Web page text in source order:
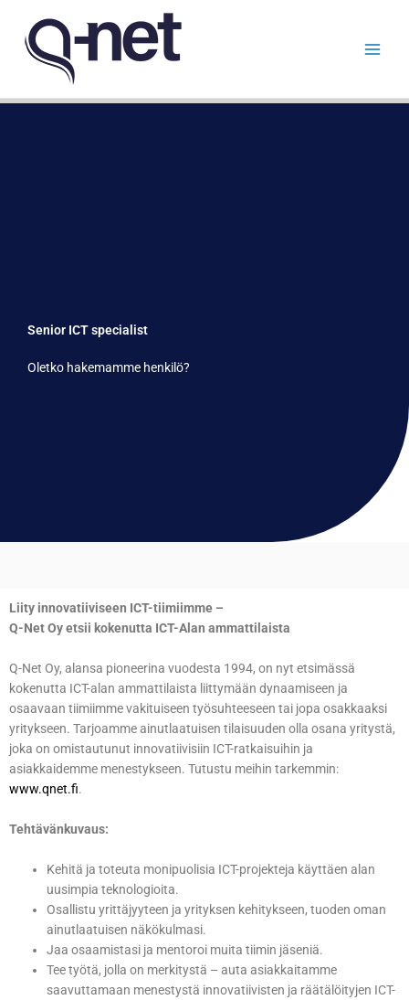
sisältöön
Senior ICT specialist
Oletko hakemamme henkilö?
Liity innovatiiviseen ICT-tiimiimme –
Q-Net Oy etsii kokenutta ICT-Alan ammattilaista
Q-Net Oy, alansa pioneerina vuodesta 1994, on nyt etsimässä
kokenutta ICT-alan ammattilaista liittymään dynaamiseen ja
osaavaan tiimiimme vakituiseen työsuhteeseen tai jopa osakkaaksi
yritykseen. Tarjoamme ainutlaatuisen tilaisuuden olla osana yritystä,
joka on omistautunut innovatiivisiin ICT-ratkaisuihin ja
asiakkaidemme menestykseen. Tutustu meihin tarkemmin:
www.qnet.fi.
Tehtävänkuvaus:
Kehitä ja toteuta monipuolisia ICT-projekteja käyttäen alan
uusimpia teknologioita.
Osallistu yrittäjyyteen ja yrityksen kehitykseen, tuoden oman
ainutlaatuisen näkökulmasi.
Jaa osaamistasi ja mentoroi muita tiimin jäseniä.
Tee työtä, jolla on merkitystä – auta asiakkaitamme
saavuttamaan menestystä innovatiivisten ja räätälöityjen ICT-